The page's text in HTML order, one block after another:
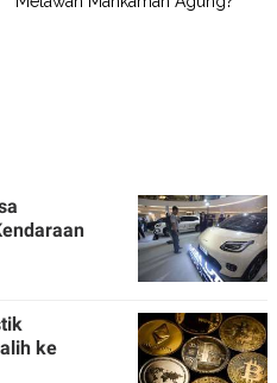
ke